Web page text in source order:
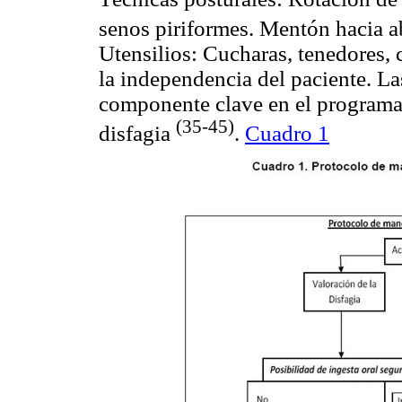
senos piriformes. Mentón hacia
Utensilios: Cucharas,
la independencia del paciente.
componente clave en el
disfagia (35-45). Cuadro 1